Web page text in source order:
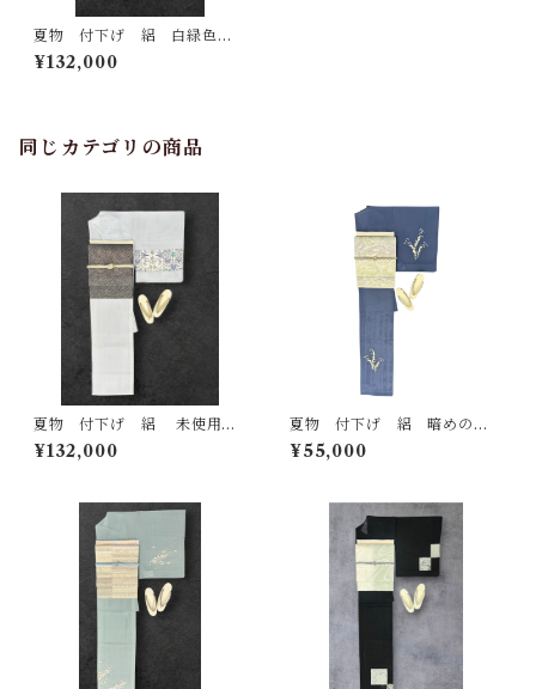
夏物 付下げ 絽 白緑色
草花柄 未使用品 裄丈 68.5
㎝ K6932
¥132,000
同じカテゴリの商品
夏物 付下げ 絽 未使用
品 月白色の地に型染めの唐
花文様 作家物 しつけ糸
¥132,000
夏物 付下げ 絽 暗めの薄
花色の地 流水と草花 反端
つき ガード加工済み 裄丈6
¥55,000